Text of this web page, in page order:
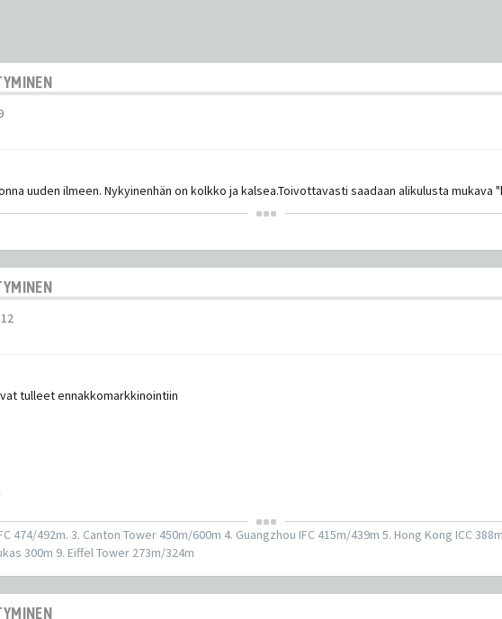
uuden ilmeen. Nykyinenhän on kolkko ja kalsea.Toivottavasti saadaan alikulusta
tulleet ennakkomarkkinointiin
474/492m. 3. Canton Tower 450m/600m 4. Guangzhou IFC 415m/439m 5. Hong Kong ICC
300m 9. Eiffel Tower 273m/324m